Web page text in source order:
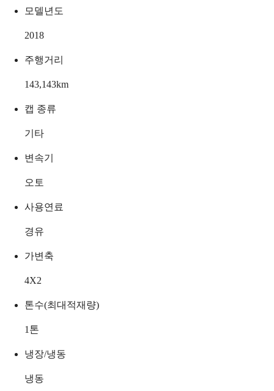
모델년도
2018
주행거리
143,143km
캡 종류
기타
변속기
오토
사용연료
경유
가변축
4X2
톤수(최대적재량)
1 톤
냉장/냉동
냉동